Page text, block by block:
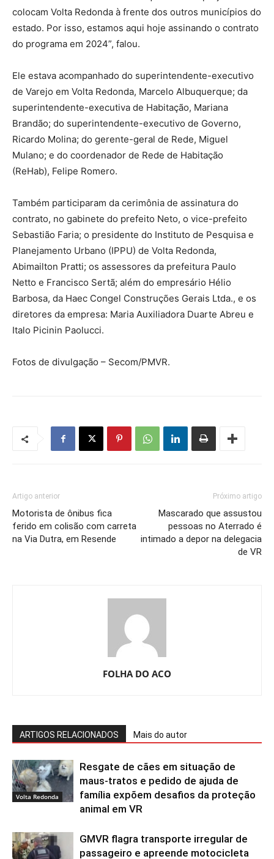
colocam Volta Redonda à frente dos outros municípios do
estado. Por isso, estamos aqui hoje assinando o contrato
do programa em 2024”, falou.
Ele estava acompanhado do superintendente-executivo
de Varejo em Volta Redonda, Marcelo Albuquerque; da
superintendente-executiva de Habitação, Mariana
Brandão; do superintendente-executivo de Governo,
Ricardo Molina; do gerente-geral de Rede, Miguel
Mulano; e do coordenador de Rede de Habitação
(ReHab), Felipe Romero.
Também participaram da cerimônia de assinatura do
contrato, no gabinete do prefeito Neto, o vice-prefeito
Sebastião Faria; o presidente do Instituto de Pesquisa e
Planejamento Urbano (IPPU) de Volta Redonda,
Abimailton Pratti; os assessores da prefeitura Paulo
Netto e Francisco Sertã; além do empresário Hélio
Barbosa, da Haec Congel Construções Gerais Ltda., e os
diretores da empresa: Maria Auxiliadora Duarte Abreu e
Italo Picinin Paolucci.
Fotos de divulgação – Secom/PMVR.
Artigo anterior
Motorista de ônibus fica
ferido em colisão com carreta
na Via Dutra, em Resende
Próximo artigo
Mascarado que assustou
pessoas no Aterrado é
intimado a depor na delegacia
de VR
FOLHA DO ACO
ARTIGOS RELACIONADOS Mais do autor
Volta Redonda
Resgate de cães em situação de
maus-tratos e pedido de ajuda de
família expõem desafios da proteção
animal em VR
GMVR flagra transporte irregular de
passageiro e apreende motocicleta